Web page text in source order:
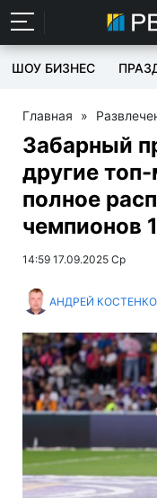
ШОУ БИЗНЕС
Главная »
Забарный
другие
полное
чемпионов
14:59 17.09.2025 Ср
АНДРЕЙ КОСТЕНКО